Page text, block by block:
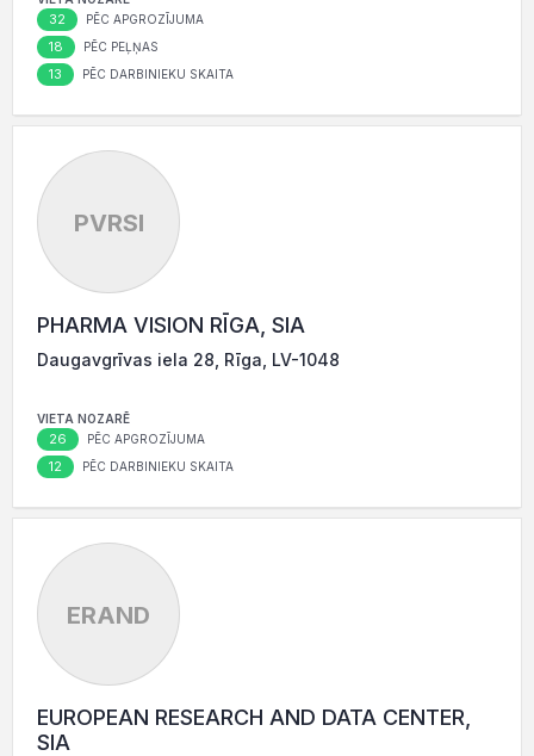
32 PĒC APGROZĪJUMA
18 PĒC PEĻŅAS
13 PĒC DARBINIEKU SKAITA
PVRSI
PHARMA VISION RĪGA, SIA
Daugavgrīvas iela 28, Rīga, LV-1048
VIETA NOZARĒ
26 PĒC APGROZĪJUMA
12 PĒC DARBINIEKU SKAITA
ERAND
EUROPEAN RESEARCH AND DATA CENTER,
SIA